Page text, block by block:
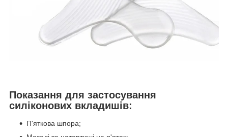
Показання для застосування
силіконових вкладишів:
П'яткова шпора;